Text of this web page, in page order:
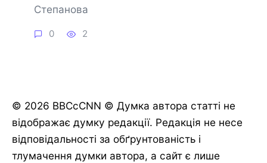
Степанова
0 2
© 2026 BBCcCNN © Думка автора статті не
відображає думку редакції. Редакція не несе
відповідальності за обґрунтованість і
тлумачення думки автора, а сайт є лише